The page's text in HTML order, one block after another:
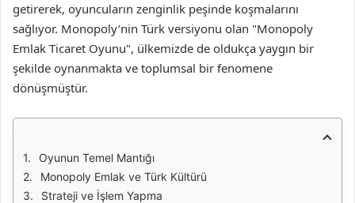
getirerek, oyuncuların zenginlik peşinde koşmalarını
sağlıyor. Monopoly’nin Türk versiyonu olan "Monopoly
Emlak Ticaret Oyunu", ülkemizde de oldukça yaygın bir
şekilde oynanmakta ve toplumsal bir fenomene
dönüşmüştür.
Oyunun Temel Mantığı
Monopoly Emlak ve Türk Kültürü
Strateji ve İşlem Yapma